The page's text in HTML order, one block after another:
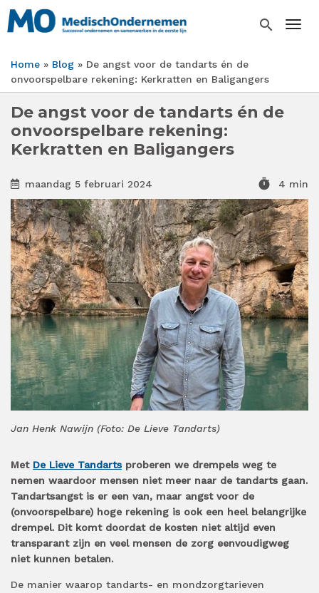
Overslaan
en
inhoud
gaan
search
Kruimelpad
Home Blog
De angst voor de tandarts én de
onvoorspelbare rekening: Kerkratten en Baligangers
De angst voor de tandarts én de
onvoorspelbare rekening:
Kerkratten en Baligangers
maandag 5 februari 2024 timer 4 min
Jan Henk Nawijn (Foto: De Lieve Tandarts)
Met De Lieve Tandarts proberen we drempels weg te
nemen waardoor mensen niet meer naar de tandarts gaan.
Tandartsangst is er een van, maar angst voor de
(onvoorspelbare) hoge rekening is ook een heel belangrijke
drempel. Dit komt doordat de kosten niet altijd even
transparant zijn en veel mensen de zorg eenvoudigweg
niet kunnen betalen.
De manier waarop tandarts- en mondzorgtarieven